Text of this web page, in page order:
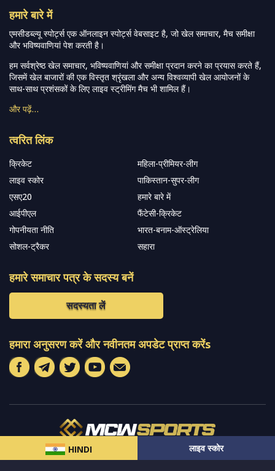
HINDI लाइव स्कोर
हमारे बारे में
एमसीडब्ल्यू स्पोर्ट्स एक ऑनलाइन स्पोर्ट्स वेबसाइट है, जो खेल समाचार, मैच समीक्षा
और भविष्यवाणियां पेश करती है।
हम सर्वश्रेष्ठ खेल समाचार, भविष्यवाणियां और समीक्षा प्रदान करने का प्रयास करते हैं,
जिसमें खेल बाजारों की एक विस्तृत श्रृंखला और अन्य विश्वव्यापी खेल आयोजनों के
साथ-साथ प्रशंसकों के लिए लाइव स्ट्रीमिंग मैच भी शामिल हैं।
और पढ़ें…
त्वरित लिंक
क्रिकेट
महिला-प्रीमियर-लीग
लाइव स्कोर
पाकिस्तान-सुपर-लीग
एसए20
हमारे बारे में
आईपीएल
फैंटेसी-क्रिकेट
गोपनीयता नीति
भारत-बनाम-ऑस्ट्रेलिया
सोशल-ट्रैकर
सहारा
हमारे समाचार पत्र के सदस्य बनें
सदस्यता लें
हमारा अनुसरण करें और नवीनतम अपडेट प्राप्त करेंs
© 2024 सर्वाधिकार द्वारा सुरक्षित